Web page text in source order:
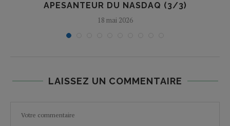
APESANTEUR DU NASDAQ (3/3)
18 mai 2026
LAISSEZ UN COMMENTAIRE